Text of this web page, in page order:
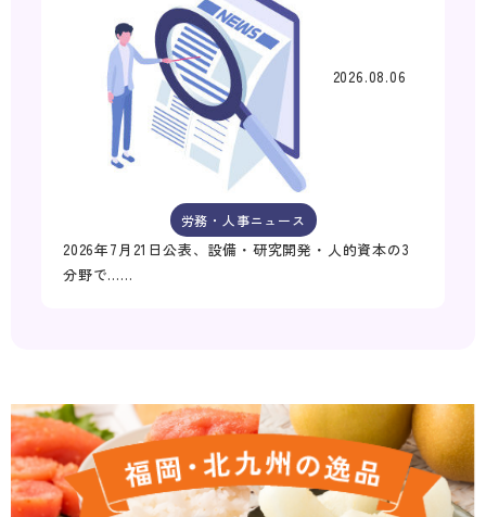
2026.08.06
労務・人事ニュース
2026年7月21日公表、設備・研究開発・人的資本の3
分野で……